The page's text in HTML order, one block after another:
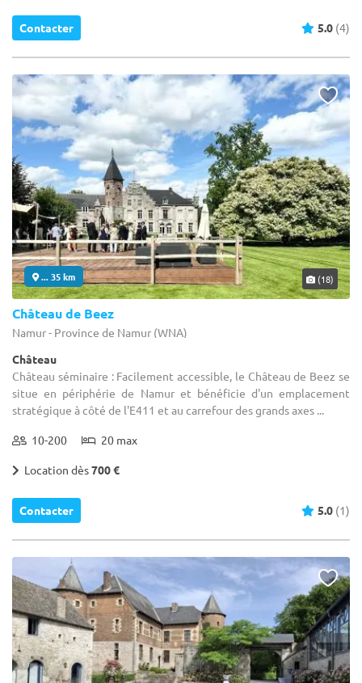
Contacter 5.0 (4)
... 35 km (18)
Château de Beez
Namur - Province de Namur (WNA)
Château
Château séminaire : Facilement accessible, le Château de Beez se
situe en périphérie de Namur et bénéficie d'un emplacement
stratégique à côté de l'E411 et au carrefour des grands axes ...
10-200 20 max
Location dès700 €
Contacter 5.0 (1)